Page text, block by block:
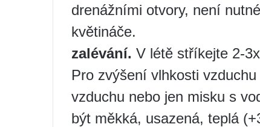
drenážními otvory, není
květináče.
zalévání. V létě stříkejte 2-
Pro zvýšení vlhkosti
vzduchu nebo jen misku s
být měkká, usazená, teplá